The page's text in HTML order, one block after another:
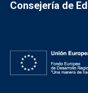
Consejería de